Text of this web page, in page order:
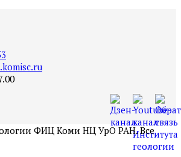
ФИЦ Коми НЦ УрО РАН. Все